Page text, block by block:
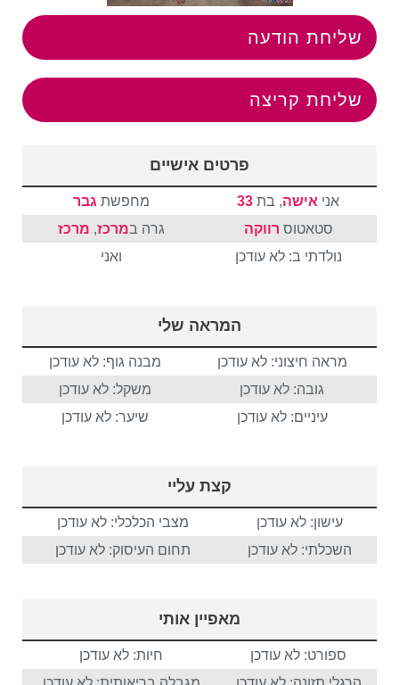
שליחת הודעה
שליחת קריצה
פרטים אישיים
אני אישה, בת 33 מחפשת גבר
סטאטוס רווקה גרה במרכז, מרכז
נולדתי ב: לא עודכן
ואני
המראה שלי
מראה חיצוני: לא עודכן
מבנה גוף: לא עודכן
גובה: לא עודכן
משקל: לא עודכן
עיניים: לא עודכן
שיער: לא עודכן
קצת עליי
עישון: לא עודכן
מצבי הכלכלי: לא עודכן
השכלתי: לא עודכן
תחום העיסוק: לא עודכן
מאפיין אותי
ספורט: לא עודכן
חיות: לא עודכן